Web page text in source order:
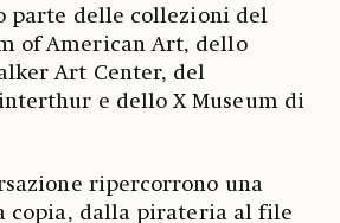
parte delle collezioni del
of American Art, dello
Art Center, del
e dello X Museum di
ripercorrono una
copia, dalla pirateria al file